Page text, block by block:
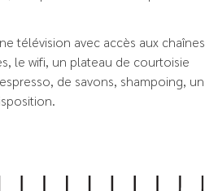
télévision avec accès aux chaînes
le wifi, un plateau de courtoisie
de savons, shampoing, un